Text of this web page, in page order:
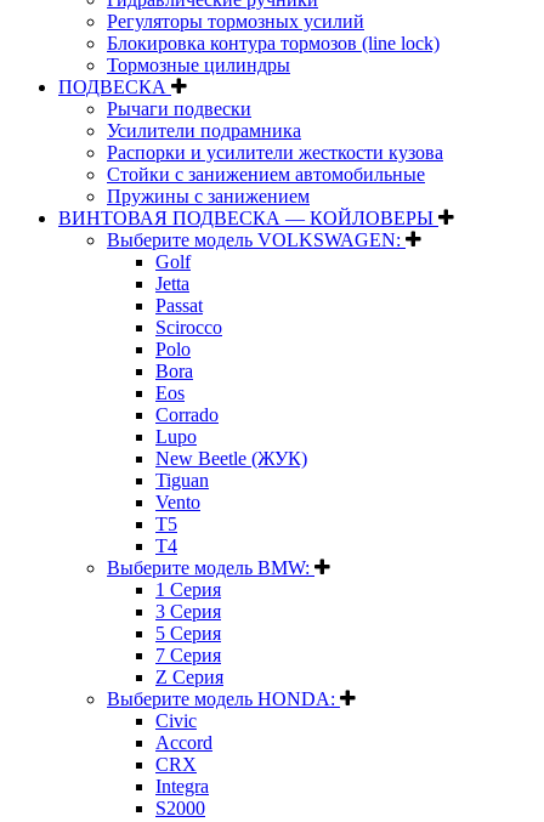
Регуляторы тормозных усилий
Блокировка контура тормозов (line lock)
Тормозные цилиндры
ПОДВЕСКА
Рычаги подвески
Усилители подрамника
Распорки и усилители жесткости кузова
Стойки с занижением автомобильные
Пружины с занижением
ВИНТОВАЯ ПОДВЕСКА — КОЙЛОВЕРЫ
Выберите модель VOLKSWAGEN:
Golf
Jetta
Passat
Scirocco
Polo
Bora
Eos
Corrado
Lupo
New Beetle (ЖУК)
Tiguan
Vento
T5
T4
Выберите модель BMW:
1 Серия
3 Серия
5 Серия
7 Серия
Z Серия
Выберите модель HONDA:
Civic
Accord
CRX
Integra
S2000